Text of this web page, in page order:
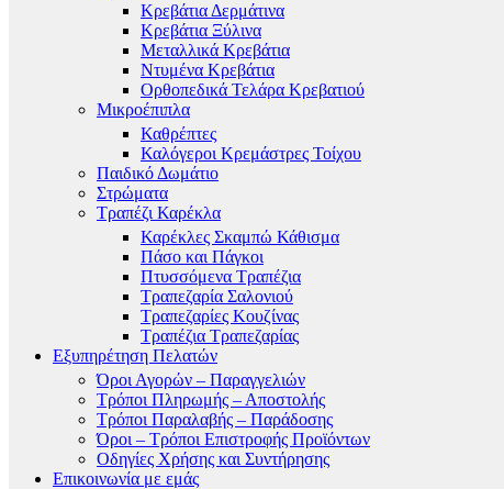
Κρεβάτια Δερμάτινα
Κρεβάτια Ξύλινα
Μεταλλικά Κρεβάτια
Ντυμένα Κρεβάτια
Ορθοπεδικά Τελάρα Κρεβατιού
Μικροέπιπλα
Καθρέπτες
Καλόγεροι Κρεμάστρες Τοίχου
Παιδικό Δωμάτιο
Στρώματα
Τραπέζι Καρέκλα
Καρέκλες Σκαμπώ Κάθισμα
Πάσο και Πάγκοι
Πτυσσόμενα Τραπέζια
Τραπεζαρία Σαλονιού
Τραπεζαρίες Κουζίνας
Τραπέζια Τραπεζαρίας
Εξυπηρέτηση Πελατών
Όροι Αγορών – Παραγγελιών
Τρόποι Πληρωμής – Αποστολής
Τρόποι Παραλαβής – Παράδοσης
Όροι – Τρόποι Επιστροφής Προϊόντων
Οδηγίες Χρήσης και Συντήρησης
Επικοινωνία με εμάς